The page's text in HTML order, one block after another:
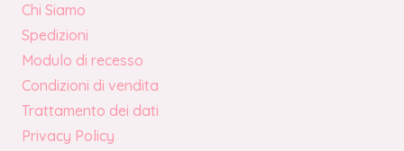
Chi Siamo
Spedizioni
Modulo di recesso
Condizioni di vendita
Trattamento dei dati
Privacy Policy